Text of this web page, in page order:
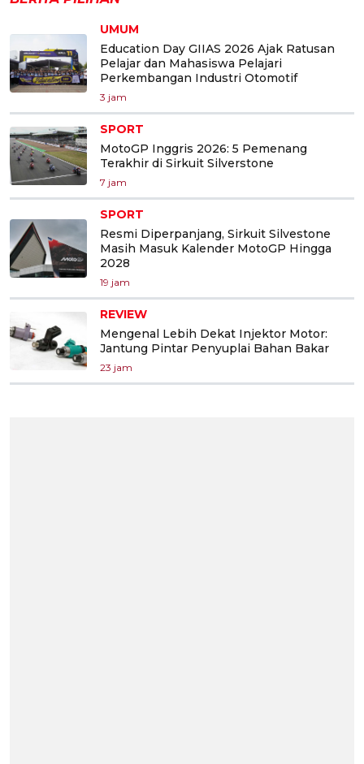
UMUM
Education Day GIIAS 2026 Ajak Ratusan
Pelajar dan Mahasiswa Pelajari
Perkembangan Industri Otomotif
3 jam
SPORT
MotoGP Inggris 2026: 5 Pemenang
Terakhir di Sirkuit Silverstone
7 jam
SPORT
Resmi Diperpanjang, Sirkuit Silvestone
Masih Masuk Kalender MotoGP Hingga
2028
19 jam
REVIEW
Mengenal Lebih Dekat Injektor Motor:
Jantung Pintar Penyuplai Bahan Bakar
23 jam